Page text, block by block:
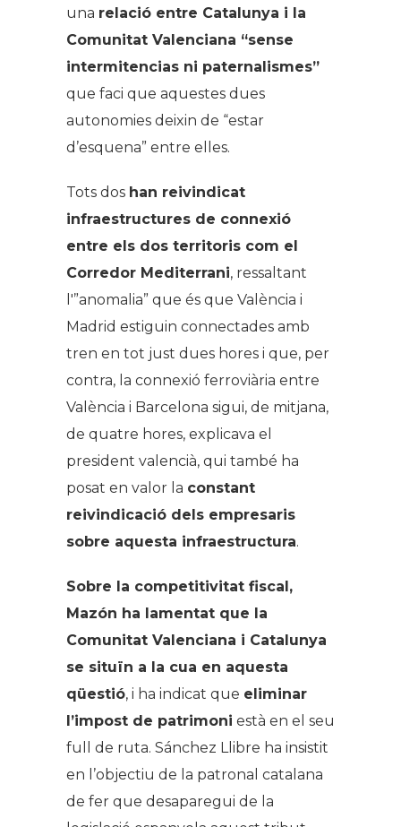
una relació entre Catalunya i la
Comunitat Valenciana “sense
intermitencias ni paternalismes”
que faci que aquestes dues
autonomies deixin de “estar
d’esquena” entre elles.
Tots dos han reivindicat
infraestructures de connexió
entre els dos territoris com el
Corredor Mediterrani, ressaltant
l'”anomalia” que és que València i
Madrid estiguin connectades amb
tren en tot just dues hores i que, per
contra, la connexió ferroviària entre
València i Barcelona sigui, de mitjana,
de quatre hores, explicava el
president valencià, qui també ha
posat en valor la constant
reivindicació dels empresaris
sobre aquesta infraestructura.
Sobre la competitivitat fiscal,
Mazón ha lamentat que la
Comunitat Valenciana i Catalunya
se situïn a la cua en aquesta
qüestió, i ha indicat que eliminar
l’impost de patrimoni està en el seu
full de ruta. Sánchez Llibre ha insistit
en l’objectiu de la patronal catalana
de fer que desaparegui de la